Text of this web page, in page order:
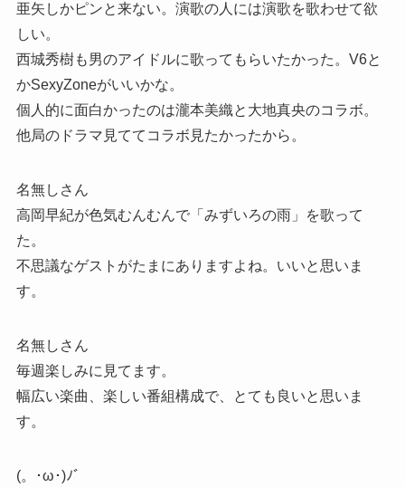
亜矢しかピンと来ない。演歌の人には演歌を歌わせて欲
しい。
西城秀樹も男のアイドルに歌ってもらいたかった。V6と
かSexyZoneがいいかな。
個人的に面白かったのは瀧本美織と大地真央のコラボ。
他局のドラマ見ててコラボ見たかったから。
名無しさん
高岡早紀が色気むんむんで「みずいろの雨」を歌って
た。
不思議なゲストがたまにありますよね。いいと思いま
す。
名無しさん
毎週楽しみに見てます。
幅広い楽曲、楽しい番組構成で、とても良いと思いま
す。
(。･ω･)ﾉﾞ